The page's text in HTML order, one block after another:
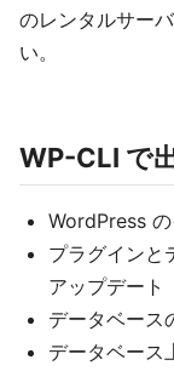
のレンタルサー
い。
WP-CLI で
WordPress
プラグインと
アップデート
データベース
データベース